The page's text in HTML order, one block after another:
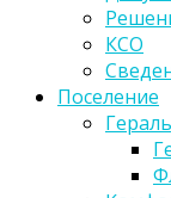
КСО
Поселение